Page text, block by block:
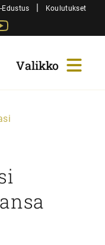
Edustus | Koulutukset